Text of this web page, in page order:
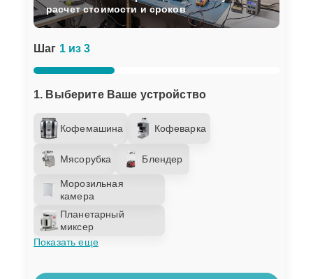
Шаг 1 из 3
1. Выберите Ваше устройство
Кофемашина Кофеварка
Мясорубка Блендер
Морозильная
камера
Планетарный
миксер
Показать еще
расчет стоимости и сроков